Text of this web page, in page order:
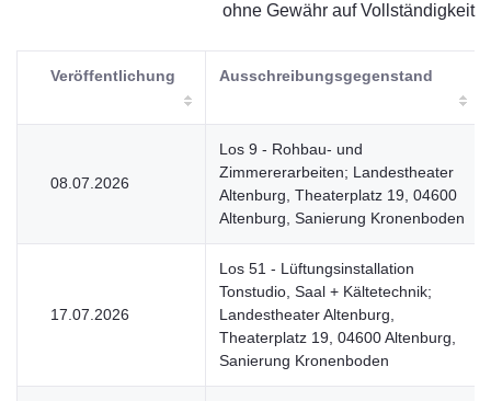
ohne Gewähr auf Vollständigkeit
Veröffentlichung Ausschreibungsgegenstand
08.07.2026
Los 9 - Rohbau- und
Zimmererarbeiten; Landestheater
Altenburg, Theaterplatz 19, 04600
Altenburg, Sanierung Kronenboden
17.07.2026
Los 51 - Lüftungsinstallation
Tonstudio, Saal + Kältetechnik;
Landestheater Altenburg,
Theaterplatz 19, 04600 Altenburg,
Sanierung Kronenboden